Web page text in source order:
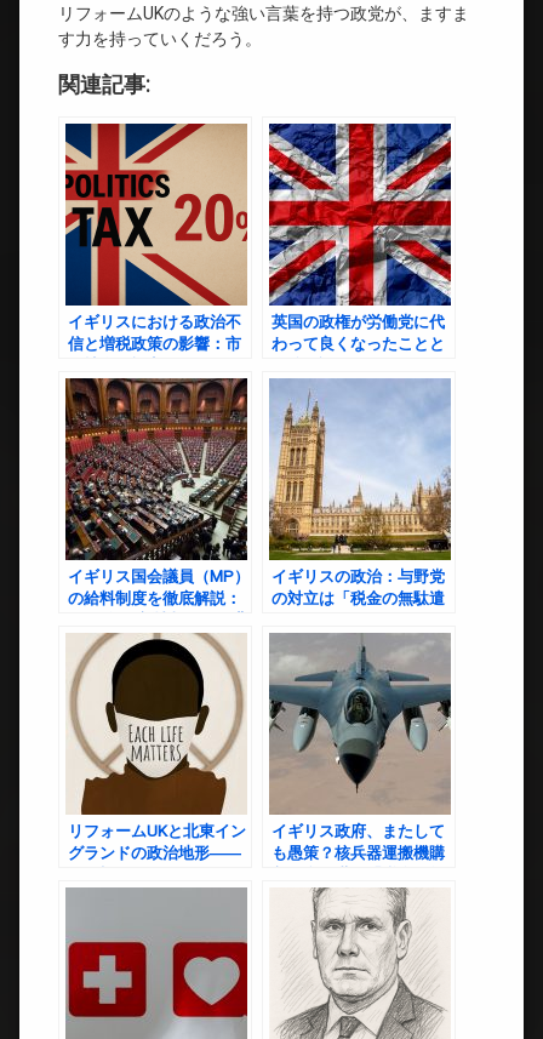
リフォームUKのような強い言葉を持つ政党が、ますま
す力を持っていくだろう。
関連記事:
イギリスにおける政治不
信と増税政策の影響：市
英国の政権が労働党に代
わって良くなったことと
イギリス国会議員（MP）
の給料制度を徹底解説：
景、議論、他国との比較
まで
イギリスの政治：与野党
の対立は「税金の無駄遣
リフォームUKと北東イン
グランドの政治地形――
イギリス政府、またして
も愚策？核兵器運搬機購
駄遣い」